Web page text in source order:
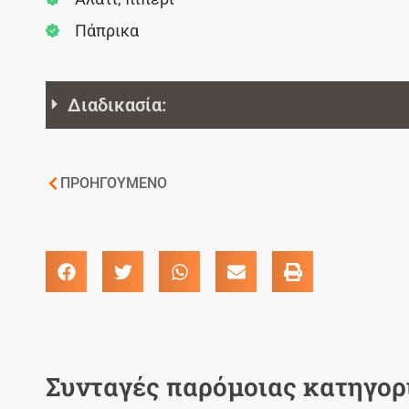
Πάπρικα
Διαδικασία:
ΠΡΟΗΓΟΥΜΕΝΟ
Συνταγές παρόμοιας